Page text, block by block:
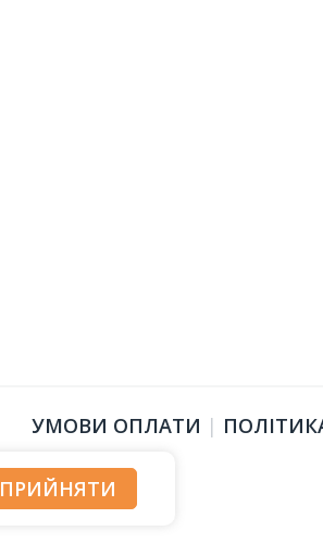
УМОВИ ОПЛАТИ |
ПРИЙНЯТИ